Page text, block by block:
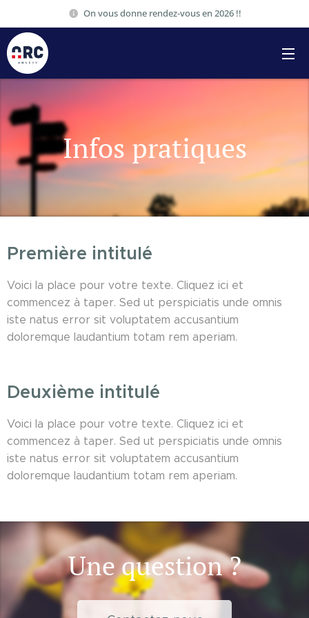
On vous donne rendez-vous en 2026 !!
Infos pratiques
Première intitulé
Voici la place pour votre texte. Cliquez ici et
commencez à taper. Sed ut perspiciatis unde omnis
iste natus error sit voluptatem accusantium
doloremque laudantium totam rem aperiam.
Deuxième intitulé
Voici la place pour votre texte. Cliquez ici et
commencez à taper. Sed ut perspiciatis unde omnis
iste natus error sit voluptatem accusantium
doloremque laudantium totam rem aperiam.
Une question ?